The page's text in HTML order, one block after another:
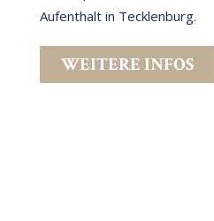
Aufenthalt in Tecklenburg.
WEITERE INFOS